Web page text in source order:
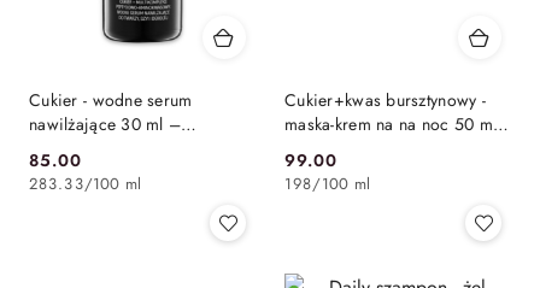
Cukier - wodne serum
nawilżające 30 ml –
Cena:
85.00
283.33/100 ml
Cukier+kwas bursztynowy -
maska-krem na na noc 50 ml
Cena:
99.00
198/100 ml